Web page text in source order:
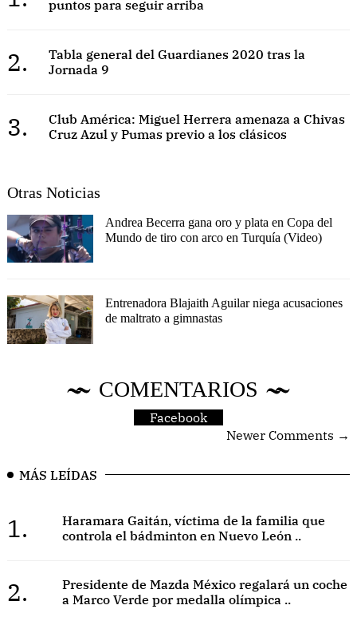
puntos para seguir arriba
2.
Tabla general del Guardianes 2020 tras la
Jornada 9
3.
Club América: Miguel Herrera amenaza a Chivas
Cruz Azul y Pumas previo a los clásicos
Otras Noticias
Andrea Becerra gana oro y plata en Copa del
Mundo de tiro con arco en Turquía (Video)
Entrenadora Blajaith Aguilar niega acusaciones
de maltrato a gimnastas
COMENTARIOS
Facebook
Newer Comments →
MÁS LEÍDAS
1.
Haramara Gaitán, víctima de la familia que
controla el bádminton en Nuevo León ..
2.
Presidente de Mazda México regalará un coche
a Marco Verde por medalla olímpica ..